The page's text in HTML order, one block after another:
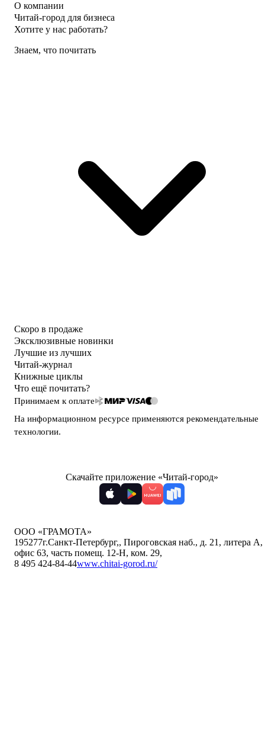
О компании
Читай-город для бизнеса
Хотите у нас работать?
Знаем, что почитать
Скоро в продаже
Эксклюзивные новинки
Лучшие из лучших
Читай-журнал
Книжные циклы
Что ещё почитать?
Принимаем к оплате
На информационном ресурсе применяются рекомендательные
технологии.
Скачайте приложение «Читай-город»
ООО «ГРАМОТА»
195277г.Санкт-Петербург,, Пироговская наб., д. 21, литера А,
офис 63, часть помещ. 12-Н, ком. 29,
8 495 424-84-44www.chitai-gorod.ru/